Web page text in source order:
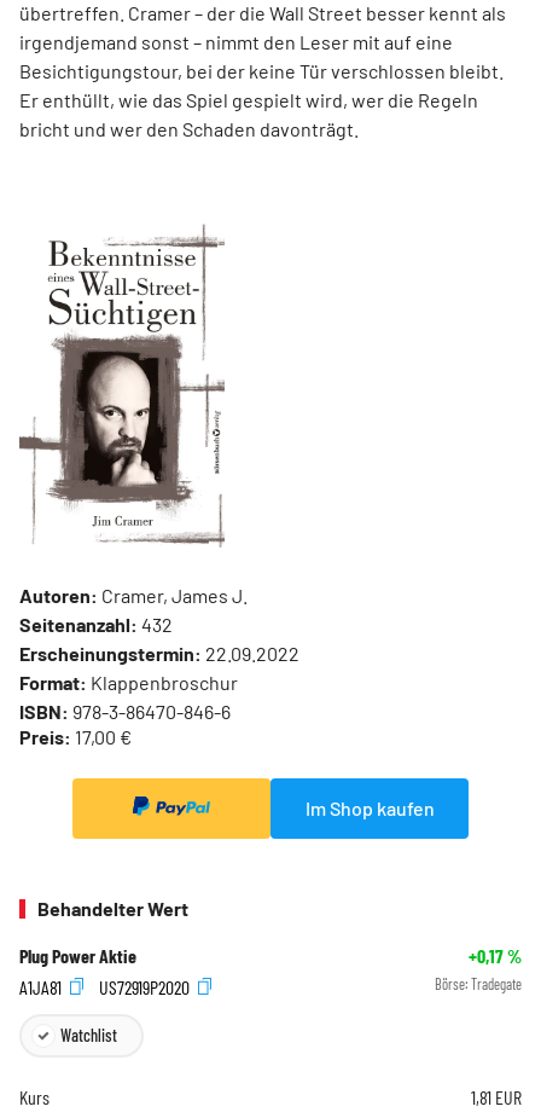
übertreffen. Cramer – der die Wall Street besser kennt als
irgendjemand sonst – nimmt den Leser mit auf eine
Besichtigungstour, bei der keine Tür verschlossen bleibt.
Er enthüllt, wie das Spiel gespielt wird, wer die Regeln
bricht und wer den Schaden davonträgt.
Autoren: Cramer, James J.
Seitenanzahl: 432
Erscheinungstermin: 22.09.2022
Format: Klappenbroschur
ISBN: 978-3-86470-846-6
Preis: 17,00 €
Im Shop kaufen
Behandelter Wert
Plug Power Aktie +0,17%
A1JA81
US72919P2020 Börse: Tradegate
Watchlist
Kurs 1,81 EUR